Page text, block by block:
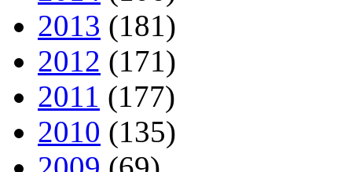
2013 (181)
2012 (171)
2011 (177)
2010 (135)